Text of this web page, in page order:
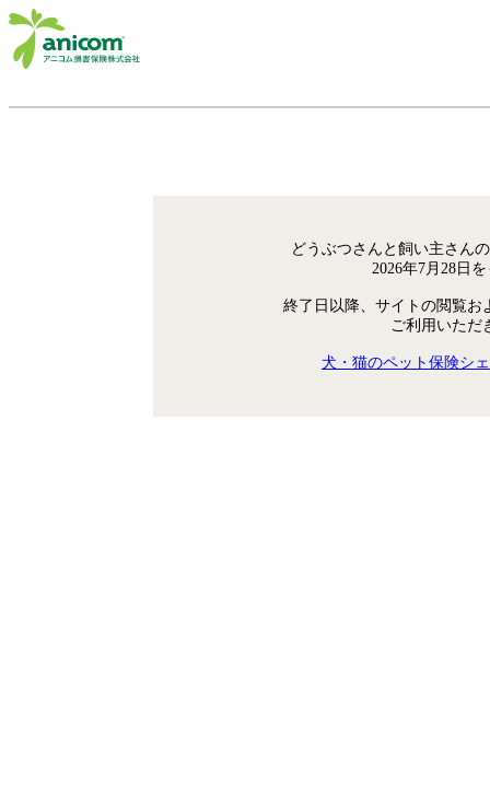
どうぶつさんと飼い主さん
2026年7月28日
終了日以降、サイトの閲覧お
ご利用いただ
犬・猫のペット保険シ